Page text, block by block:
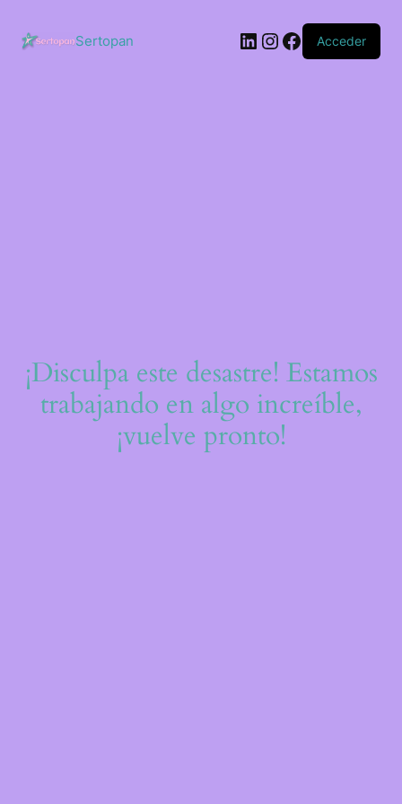
contenido
Sertopan LinkedIn
Instagram
Facebook
Acceder
¡Disculpa este desastre! Estamos
trabajando en algo increíble,
¡vuelve pronto!